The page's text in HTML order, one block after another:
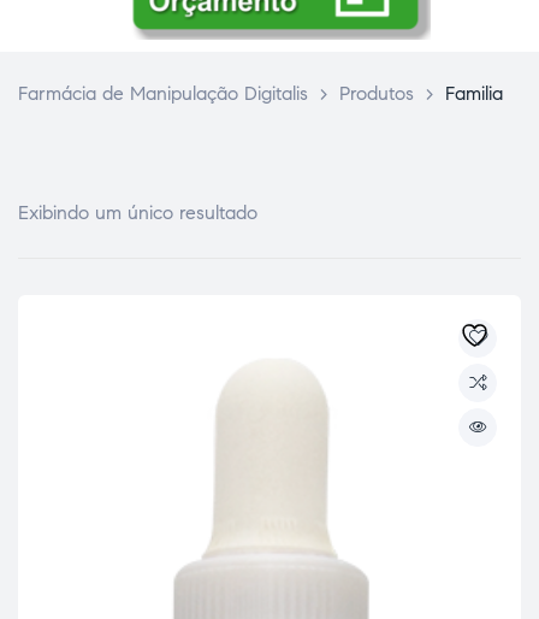
Farmácia de Manipulação Digitalis > Produtos > Familia
Exibindo um único resultado